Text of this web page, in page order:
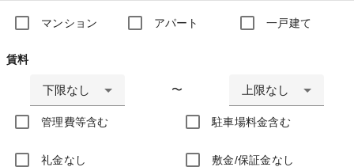
マンション アパート 一戸建て
賃料
下限なし 〜 上限なし
管理費等含む 駐車場料金含む
礼金なし 敷金/保証金なし